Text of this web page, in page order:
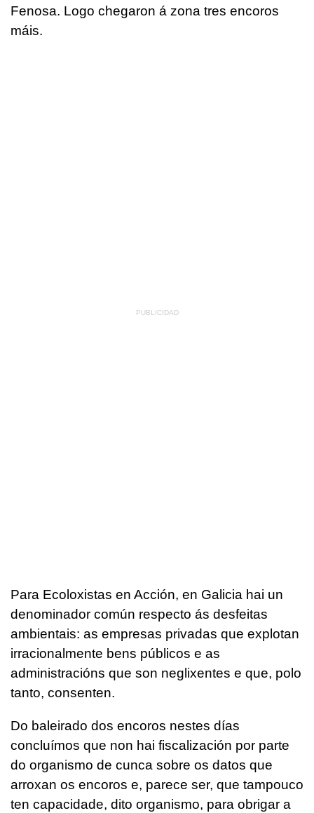
Fenosa. Logo chegaron á zona tres encoros
máis.
Para Ecoloxistas en Acción, en Galicia hai un
denominador común respecto ás desfeitas
ambientais: as empresas privadas que explotan
irracionalmente bens públicos e as
administracións que son neglixentes e que, polo
tanto, consenten.
Do baleirado dos encoros nestes días
concluímos que non hai fiscalización por parte
do organismo de cunca sobre os datos que
arroxan os encoros e, parece ser, que tampouco
ten capacidade, dito organismo, para obrigar a